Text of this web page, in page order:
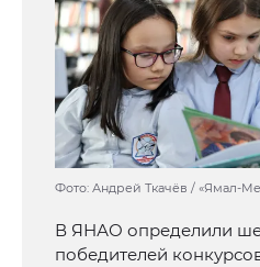
Фото: Андрей Ткачёв / «Ямал-
В ЯНАО определили
победителей